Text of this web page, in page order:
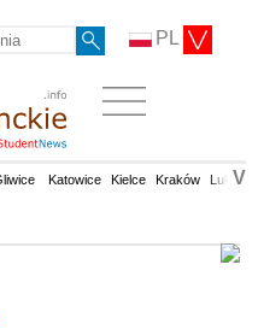
PL
Katowice Kielce Kraków Lublin
V